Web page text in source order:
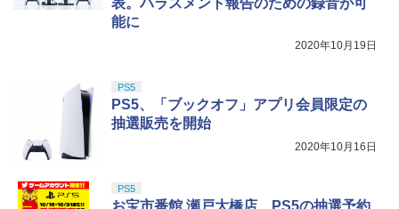
y』Blu-ray（特装限定版）
能に
2020年10月19日
PS5
PS5、「ブックオフ」アプリ会員限定の
抽選販売を開始
2020年10月16日
PS5
お宝市番館 瀬戸大橋店、PS5の抽選予約